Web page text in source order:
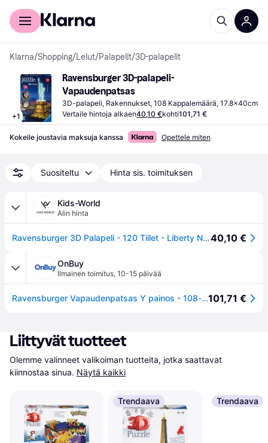
Kuluttajille
Klarna/Shopping/Lelut/Palapelit/3D-palapelit
+1
Ravensburger 3D-palapeli-
Vapaudenpatsas
3D-palapeli, Rakennukset, 108 Kappalemäärä, 17.8x40cm
Vertaile hintoja alkaen40,10 €kohti101,71 €
Kokeile joustavia maksuja kanssa Opettele miten
Suositeltu Hinta sis. toimituksen
Kids-World
Alin hinta
Ravensburger 3D Palapeli - 120 Tiilet - Liberty Naghin patsas - Ravensburger - OneSize - Palapelit40,10 €
OnBuy
Ilmainen toimitus, 10-15 päivää
Ravensburger Vapaudenpatsas Y painos - 108-osainen 3D-palapeli lapsille ja aikuisille | Tarkka istuvuus ja helppo napsautustekniikka | Kest v es101,71 €
Liittyvät tuotteet
Olemme valinneet valikoiman tuotteita, jotka saattavat
kiinnostaa sinua. Näytä kaikki
Trendaava Trendaava